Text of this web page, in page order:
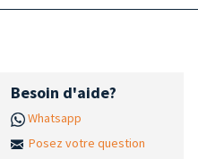
Besoin d'aide?
Whatsapp
Posez votre question